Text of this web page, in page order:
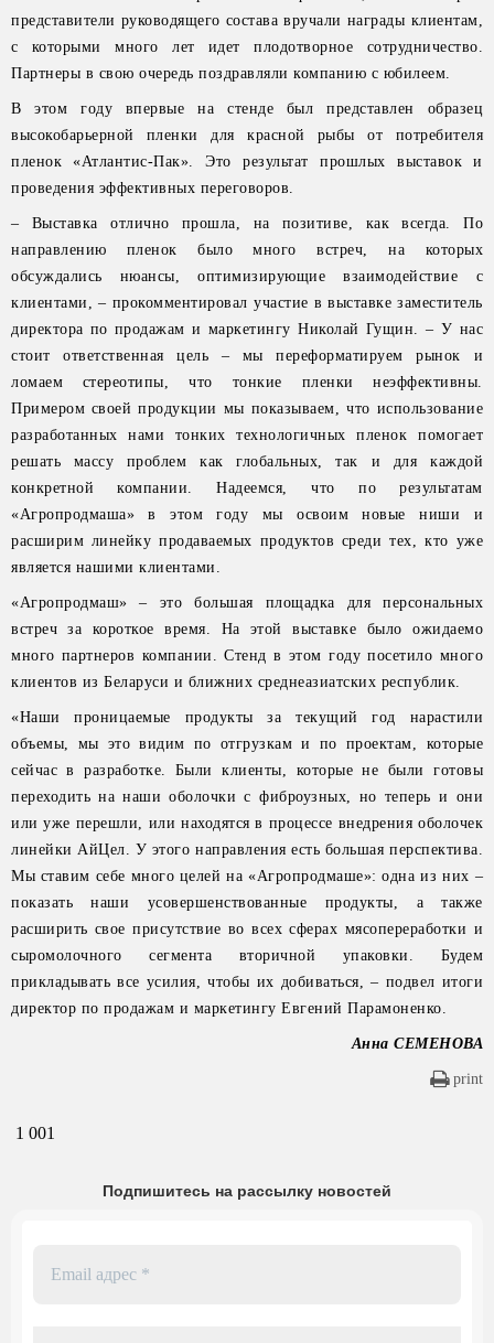
представители руководящего состава вручали награды клиентам,
с которыми много лет идет плодотворное сотрудничество.
Партнеры в свою очередь поздравляли компанию с юбилеем.
В этом году впервые на стенде был представлен образец
высокобарьерной пленки для красной рыбы от потребителя
пленок «Атлантис-Пак». Это результат прошлых выставок и
проведения эффективных переговоров.
– Выставка отлично прошла, на позитиве, как всегда. По
направлению пленок было много встреч, на которых
обсуждались нюансы, оптимизирующие взаимодействие с
клиентами, – прокомментировал участие в выставке заместитель
директора по продажам и маркетингу Николай Гущин. – У нас
стоит ответственная цель – мы переформатируем рынок и
ломаем стереотипы, что тонкие пленки неэффективны.
Примером своей продукции мы показываем, что использование
разработанных нами тонких технологичных пленок помогает
решать массу проблем как глобальных, так и для каждой
конкретной компании. Надеемся, что по результатам
«Агропродмаша» в этом году мы освоим новые ниши и
расширим линейку продаваемых продуктов среди тех, кто уже
является нашими клиентами.
«Агропродмаш» – это большая площадка для персональных
встреч за короткое время. На этой выставке было ожидаемо
много партнеров компании. Стенд в этом году посетило много
клиентов из Беларуси и ближних среднеазиатских республик.
«Наши проницаемые продукты за текущий год нарастили
объемы, мы это видим по отгрузкам и по проектам, которые
сейчас в разработке. Были клиенты, которые не были готовы
переходить на наши оболочки с фиброузных, но теперь и они
или уже перешли, или находятся в процессе внедрения оболочек
линейки АйЦел. У этого направления есть большая перспектива.
Мы ставим себе много целей на «Агропродмаше»: одна из них –
показать наши усовершенствованные продукты, а также
расширить свое присутствие во всех сферах мясопереработки и
сыромолочного сегмента вторичной упаковки. Будем
прикладывать все усилия, чтобы их добиваться, – подвел итоги
директор по продажам и маркетингу Евгений Парамоненко.
Анна СЕМЕНОВА
print
1 001
Подпишитесь на рассылку новостей